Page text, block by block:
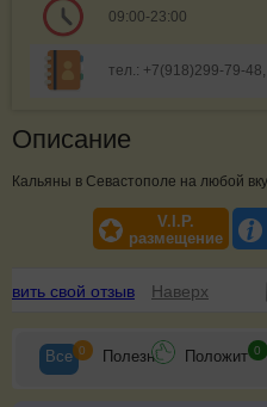
09:00-23:00
тел.: +7(918)299-79-
Описание
Кальяны в Севастополе на любой
V.I.P.
размещение
Отзывы
свой отзыв Наверх
Все 0 Полезн Положит 0